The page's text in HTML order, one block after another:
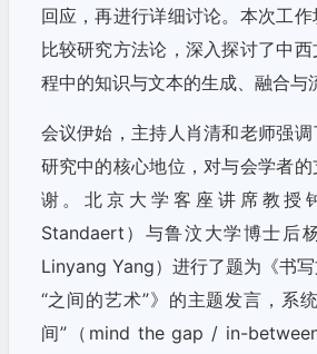
回应，再进行详细讨论。本次工
比较研究方法论，深入探讨了中
程中的知识与文本的生成、融合与
会议伊始，主持人肖清和老师强
研究中的核心地位，对与会学者
谢。北京大学客座讲席教授
Standaert）与鲁汶大学博士后
Linyang Yang）进行了题为《书
“之间的艺术”》的主题发言，系
间”（mind the gap / in-